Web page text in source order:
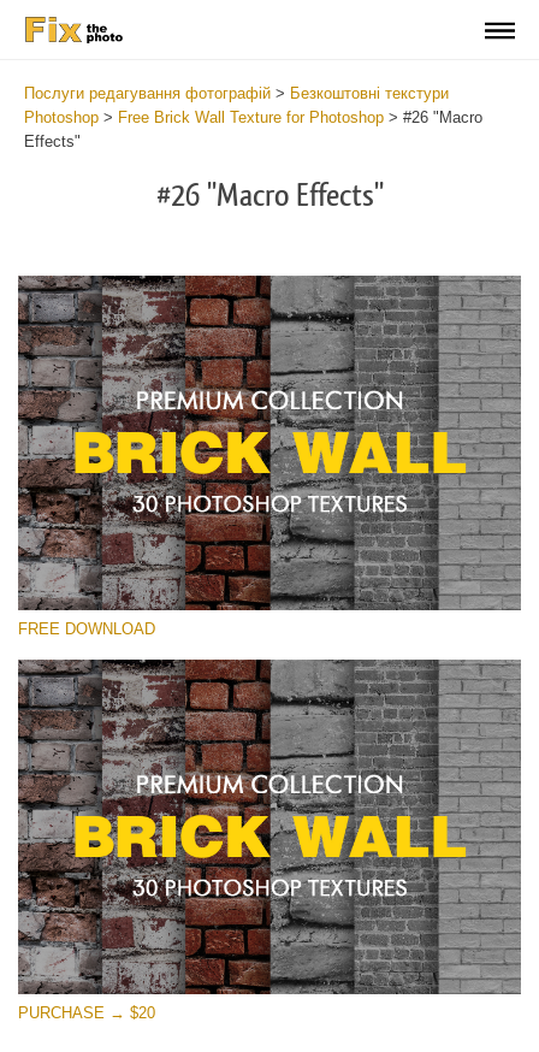
Послуги редагування фотографій > Безкоштовні текстури
Photoshop > Free Brick Wall Texture for Photoshop > #26 "Macro
Effects"
#26 "Macro Effects"
Please select
Brick Wall
(30 Textures)
Large 6000*4000px
Entire Collection
(1783 Overlays)
Large 6000*4000px
Free download
FREE DOWNLOAD
PURCHASE → $20